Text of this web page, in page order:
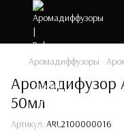
Аромадиффузоры
Аромадифузор
50мл
Артикул: ARL2100000016